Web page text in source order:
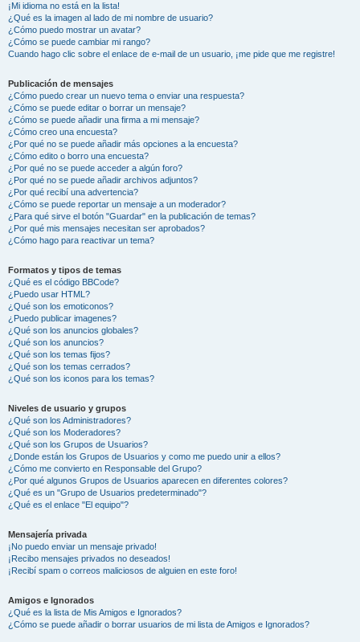
¡Mi idioma no está en la lista!
¿Qué es la imagen al lado de mi nombre de usuario?
¿Cómo puedo mostrar un avatar?
¿Cómo se puede cambiar mi rango?
Cuando hago clic sobre el enlace de e-mail de un usuario, ¡me pide que me registre!
Publicación de mensajes
¿Cómo puedo crear un nuevo tema o enviar una respuesta?
¿Cómo se puede editar o borrar un mensaje?
¿Cómo se puede añadir una firma a mi mensaje?
¿Cómo creo una encuesta?
¿Por qué no se puede añadir más opciones a la encuesta?
¿Cómo edito o borro una encuesta?
¿Por qué no se puede acceder a algún foro?
¿Por qué no se puede añadir archivos adjuntos?
¿Por qué recibí una advertencia?
¿Cómo se puede reportar un mensaje a un moderador?
¿Para qué sirve el botón "Guardar" en la publicación de temas?
¿Por qué mis mensajes necesitan ser aprobados?
¿Cómo hago para reactivar un tema?
Formatos y tipos de temas
¿Qué es el código BBCode?
¿Puedo usar HTML?
¿Qué son los emoticonos?
¿Puedo publicar imagenes?
¿Qué son los anuncios globales?
¿Qué son los anuncios?
¿Qué son los temas fijos?
¿Qué son los temas cerrados?
¿Qué son los iconos para los temas?
Niveles de usuario y grupos
¿Qué son los Administradores?
¿Qué son los Moderadores?
¿Qué son los Grupos de Usuarios?
¿Donde están los Grupos de Usuarios y como me puedo unir a ellos?
¿Cómo me convierto en Responsable del Grupo?
¿Por qué algunos Grupos de Usuarios aparecen en diferentes colores?
¿Qué es un "Grupo de Usuarios predeterminado"?
¿Qué es el enlace "El equipo"?
Mensajería privada
¡No puedo enviar un mensaje privado!
¡Recibo mensajes privados no deseados!
¡Recibí spam o correos maliciosos de alguien en este foro!
Amigos e Ignorados
¿Qué es la lista de Mis Amigos e Ignorados?
¿Cómo se puede añadir o borrar usuarios de mi lista de Amigos e Ignorados?